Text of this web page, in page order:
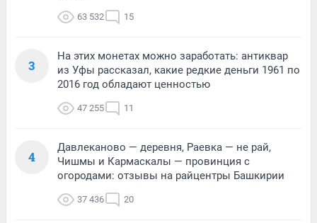
63 532 15
3
На этих монетах можно заработать: антиквар
из Уфы рассказал, какие редкие деньги 1961 по
2016 год обладают ценностью
47 255 11
4
Давлеканово — деревня, Раевка — не рай,
Чишмы и Кармаскалы — провинция с
огородами: отзывы на райцентры Башкирии
37 436 20